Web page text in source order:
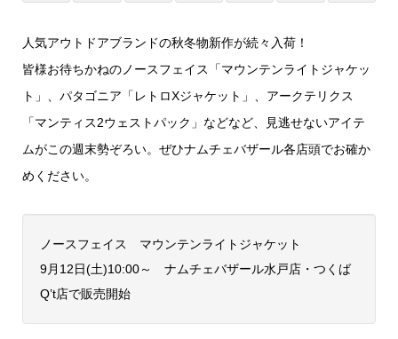
人気アウトドアブランドの秋冬物新作が続々入荷！
皆様お待ちかねのノースフェイス「マウンテンライトジャケッ
ト」、パタゴニア「レトロXジャケット」、アークテリクス
「マンティス2ウェストパック」などなど、見逃せないアイテ
ムがこの週末勢ぞろい。ぜひナムチェバザール各店頭でお確か
めください。
ノースフェイス マウンテンライトジャケット
9月12日(土)10:00～ ナムチェバザール水戸店・つくば
Q’t店で販売開始